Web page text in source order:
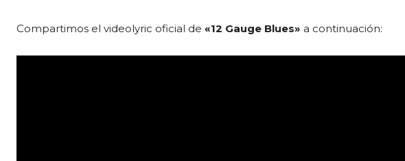
Compartimos el videolyric oficial de «12 Gauge Blues» a continuación: